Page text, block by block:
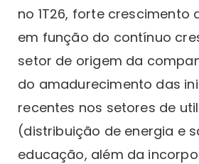
no 1T26, forte crescimento
em função do contínuo
setor de origem da
do amadurecimento das
recentes nos setores de
(distribuição de energia e
educação, além da